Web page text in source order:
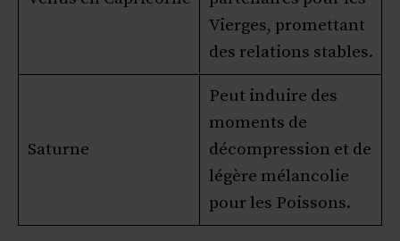
Vierges, promettant
des relations stables.
Saturne
Peut induire des
moments de
décompression et de
légère mélancolie
pour les Poissons.